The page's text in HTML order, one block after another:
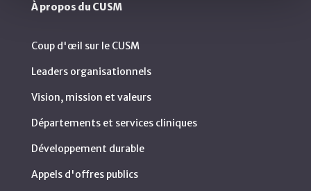
À propos du CUSM
Coup d'œil sur le CUSM
Leaders organisationnels
Vision, mission et valeurs
Départements et services cliniques
Développement durable
Appels d'offres publics